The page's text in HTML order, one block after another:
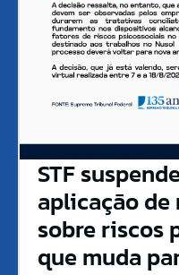
STF
aplicação de
sobre riscos
que muda